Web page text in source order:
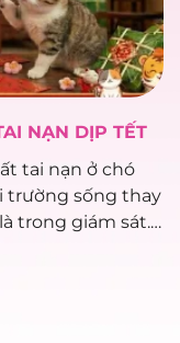
NẠN DỊP TẾT
tai nạn ở chó
trường sống thay
trong giám sát.